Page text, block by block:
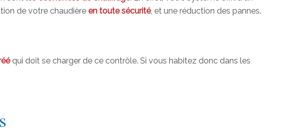
de votre chaudière en toute sécurité, et une réduction des pannes.
qui doit se charger de ce contrôle. Si vous habitez donc dans les